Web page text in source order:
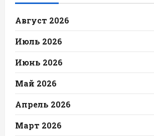
Август 2026
Июль 2026
Июнь 2026
Май 2026
Апрель 2026
Март 2026